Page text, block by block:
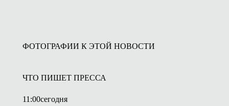
ФОТОГРАФИИ К ЭТОЙ НОВОСТИ
ЧТО ПИШЕТ ПРЕССА
11:00сегодня